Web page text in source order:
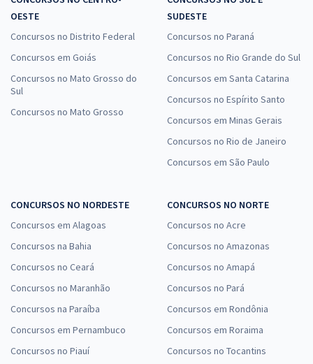
OESTE
Concursos no Distrito Federal
Concursos em Goiás
Concursos no Mato Grosso do
Sul
Concursos no Mato Grosso
SUDESTE
Concursos no Paraná
Concursos no Rio Grande do Sul
Concursos em Santa Catarina
Concursos no Espírito Santo
Concursos em Minas Gerais
Concursos no Rio de Janeiro
Concursos em São Paulo
CONCURSOS NO NORDESTE
Concursos em Alagoas
Concursos na Bahia
Concursos no Ceará
Concursos no Maranhão
Concursos na Paraíba
Concursos em Pernambuco
Concursos no Piauí
CONCURSOS NO NORTE
Concursos no Acre
Concursos no Amazonas
Concursos no Amapá
Concursos no Pará
Concursos em Rondônia
Concursos em Roraima
Concursos no Tocantins